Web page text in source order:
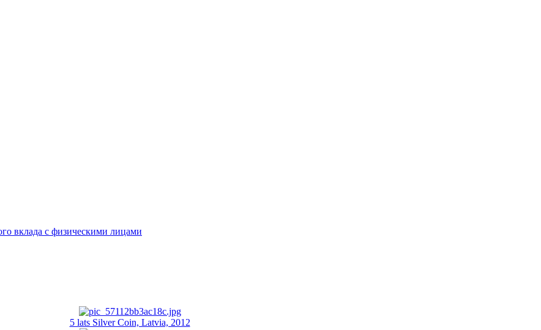
вклада с физическими лицами
5 lats Silver Coin, Latvia, 2012